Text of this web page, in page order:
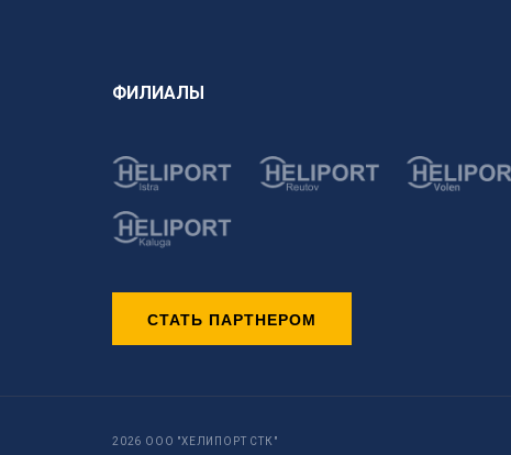
ФИЛИАЛЫ
СТАТЬ ПАРТНЕРОМ
2026 ООО "ХЕЛИПОРТ СТК"